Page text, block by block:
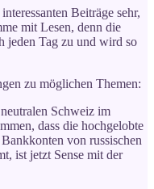
Beiträge sehr,
mit Lesen, denn die
jeden Tag zu und wird so
zu möglichen Themen:
Schweiz im
dass die hochgelobte
von russischen
ist jetzt Sense mit der